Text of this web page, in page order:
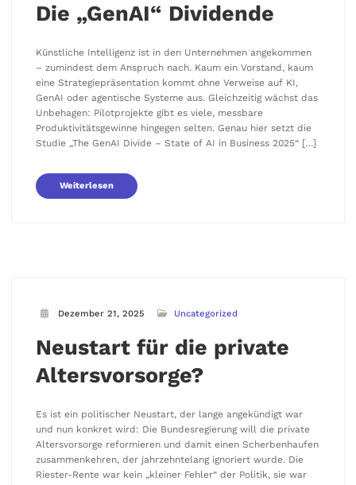
Die „GenAI“ Dividende
Künstliche Intelligenz ist in den Unternehmen angekommen
– zumindest dem Anspruch nach. Kaum ein Vorstand, kaum
eine Strategiepräsentation kommt ohne Verweise auf KI,
GenAI oder agentische Systeme aus. Gleichzeitig wächst das
Unbehagen: Pilotprojekte gibt es viele, messbare
Produktivitätsgewinne hingegen selten. Genau hier setzt die
Studie „The GenAI Divide – State of AI in Business 2025“ […]
Weiterlesen
Dezember 21, 2025 Uncategorized
Neustart für die private
Altersvorsorge?
Es ist ein politischer Neustart, der lange angekündigt war
und nun konkret wird: Die Bundesregierung will die private
Altersvorsorge reformieren und damit einen Scherbenhaufen
zusammenkehren, der jahrzehntelang ignoriert wurde. Die
Riester-Rente war kein „kleiner Fehler“ der Politik, sie war